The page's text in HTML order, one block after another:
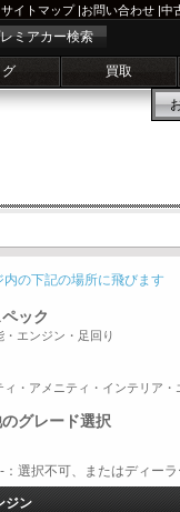
サイトマップ|お問い合わせ |中
ミアカー検索
買取
内の下記の場所に飛びます
ック
・エンジン・足回り
ィ・アメニティ・インテリア・
グレード選択
択不可、またはディーラ
ジン